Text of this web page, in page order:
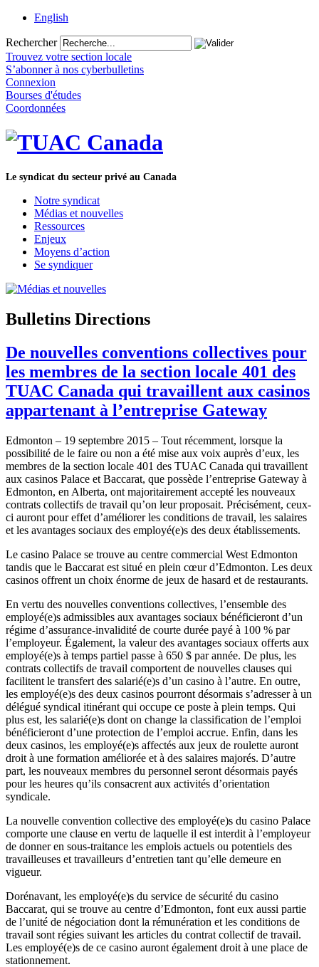
English
Rechercher
Trouvez votre section locale
S’abonner à nos cyberbulletins
Connexion
Bourses d'études
Coordonnées
Le syndicat du secteur privé au Canada
Notre syndicat
Médias et nouvelles
Ressources
Enjeux
Moyens d’action
Se syndiquer
Bulletins Directions
De nouvelles conventions collectives pour
les membres de la section locale 401 des
TUAC Canada qui travaillent aux casinos
appartenant à l’entreprise Gateway
Edmonton – 19 septembre 2015 – Tout récemment, lorsque la
possibilité de le faire ou non a été mise aux voix auprès d’eux, les
membres de la section locale 401 des TUAC Canada qui travaillent
aux casinos Palace et Baccarat, que possède l’entreprise Gateway à
Edmonton, en Alberta, ont majoritairement accepté les nouveaux
contrats collectifs de travail qu’on leur proposait. Précisément, ceux-
ci auront pour effet d’améliorer les conditions de travail, les salaires
et les avantages sociaux des employé(e)s des deux établissements.
Le casino Palace se trouve au centre commercial West Edmonton
tandis que le Baccarat est situé en plein cœur d’Edmonton. Les deux
casinos offrent un choix énorme de jeux de hasard et de restaurants.
En vertu des nouvelles conventions collectives, l’ensemble des
employé(e)s admissibles aux avantages sociaux bénéficieront d’un
régime d’assurance-invalidité de courte durée payé à 100 % par
l’employeur. Également, la valeur des avantages sociaux offerts aux
employé(e)s à temps partiel passe à 650 $ par année. De plus, les
contrats collectifs de travail comportent de nouvelles clauses qui
facilitent le transfert des salarié(e)s d’un casino à l’autre. En outre,
les employé(e)s des deux casinos pourront désormais s’adresser à un
délégué syndical itinérant qui occupe ce poste à plein temps. Qui
plus est, les salarié(e)s dont on change la classification de l’emploi
bénéficieront d’une protection de l’emploi accrue. Enfin, dans les
deux casinos, les employé(e)s affectés aux jeux de roulette auront
droit à une formation améliorée et à des salaires majorés. D’autre
part, les nouveaux membres du personnel seront désormais payés
pour les heures qu’ils consacrent aux activités d’orientation
syndicale.
La nouvelle convention collective des employé(e)s du casino Palace
comporte une clause en vertu de laquelle il est interdit à l’employeur
de donner en sous-traitance les emplois actuels ou potentiels des
travailleuses et travailleurs d’entretien tant qu’elle demeure en
vigueur.
Dorénavant, les employé(e)s du service de sécurité du casino
Baccarat, qui se trouve au centre d’Edmonton, font eux aussi partie
de l’unité de négociation dont la rémunération et les conditions de
travail sont régies suivant les articles du contrat collectif de travail.
Les employé(e)s de ce casino auront également droit à une place de
stationnement.